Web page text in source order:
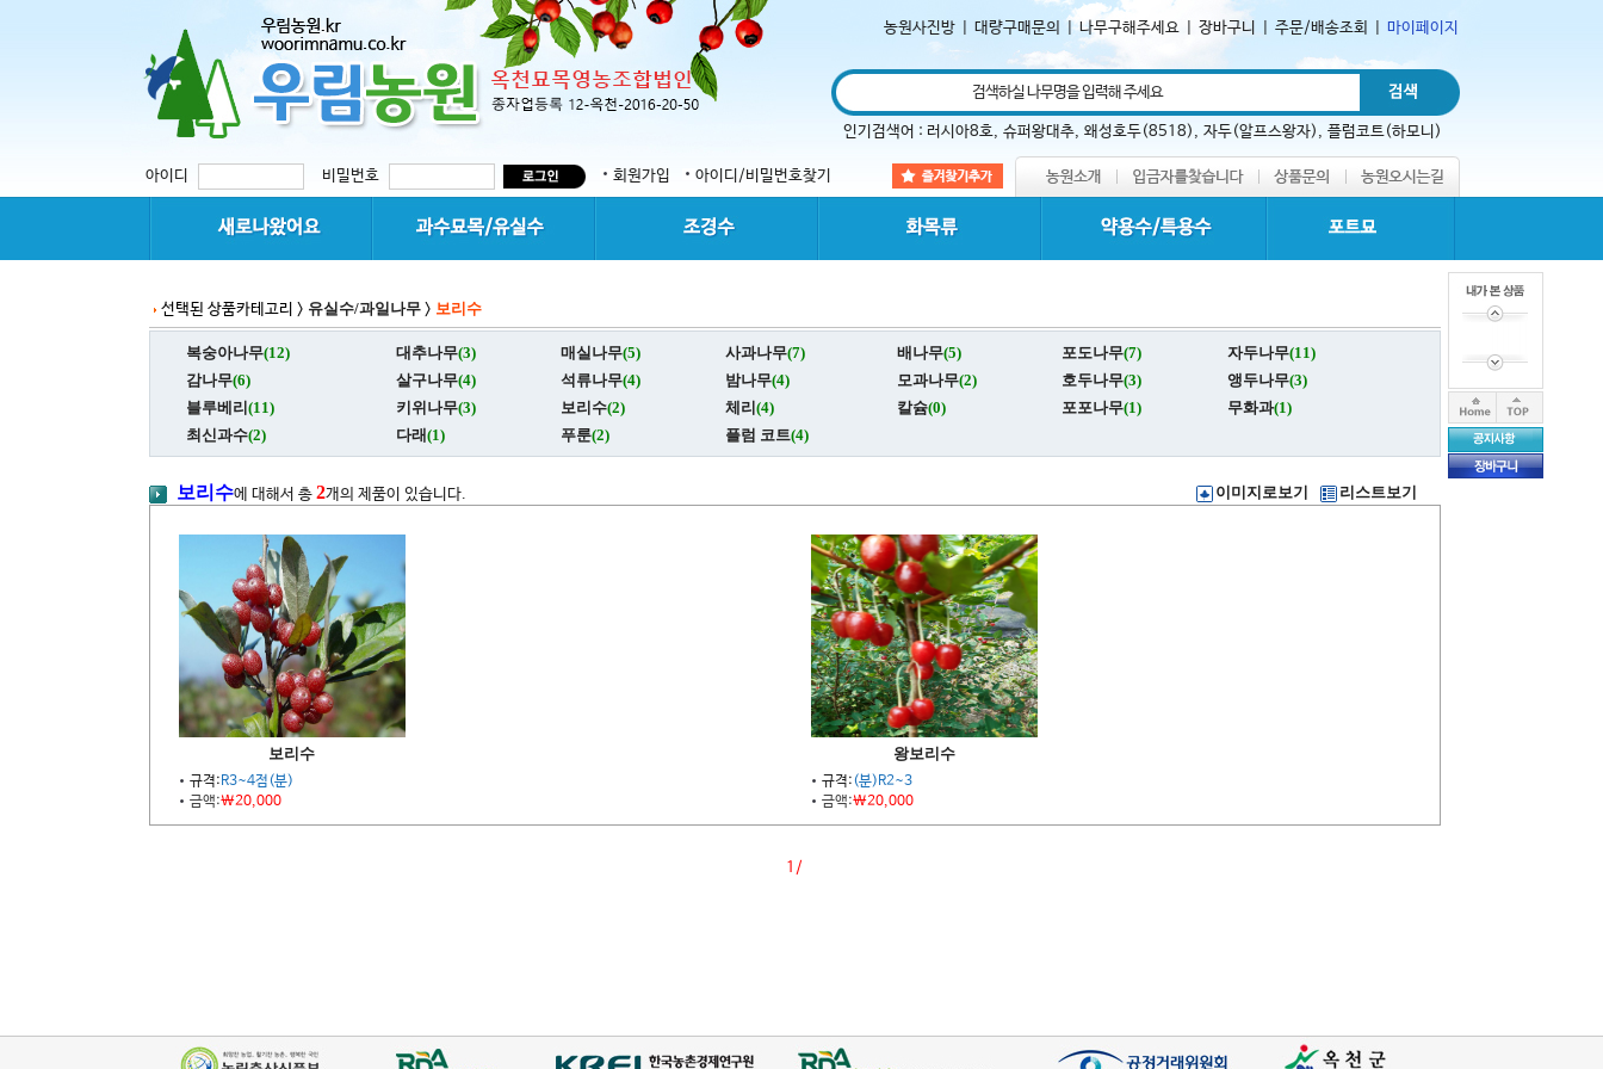
농원사진방 대량구매문의 나무구해주세요 장바구니 주문/배송조회 마이페이지
인기검색어 : 러시아8호, 슈퍼왕대추, 왜성호두(8518) , 자두(알프스왕자) , 플럼코트(하모니)
아이디 비밀번호 회원가입 아이디/비밀번호찾기
선택된 상품카테고리 > 유실수/과일나무> 보리수
복숭아나무(12) 대추나무(3) 매실나무(5) 사과나무(7) 배나무(5) 포도나무(7) 자두나무(11)
감나무(6) 살구나무(4) 석류나무(4) 밤나무(4) 모과나무(2) 호두나무(3) 앵두나무(3)
블루베리 (11) 키위나무(3) 보리수(2) 체리 (4) 칼슘(0) 포포나무(1) 무화과(1)
최신과수(2) 다래(1) 푸룬(2) 플럼 코트(4)
보리수에 대해서 총 2개의 제품이 있습니다. 이미지로보기 리스트보기
보리수
규격:R3~4점(분)
금액:\20,000
왕보리수
규격:(분)R2~3
금액:\20,000
1/